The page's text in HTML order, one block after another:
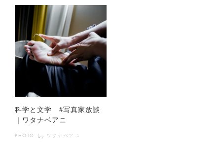
科学と文学 #写真家放談
｜ワタナベアニ
PHOTO by ワタナベアニ